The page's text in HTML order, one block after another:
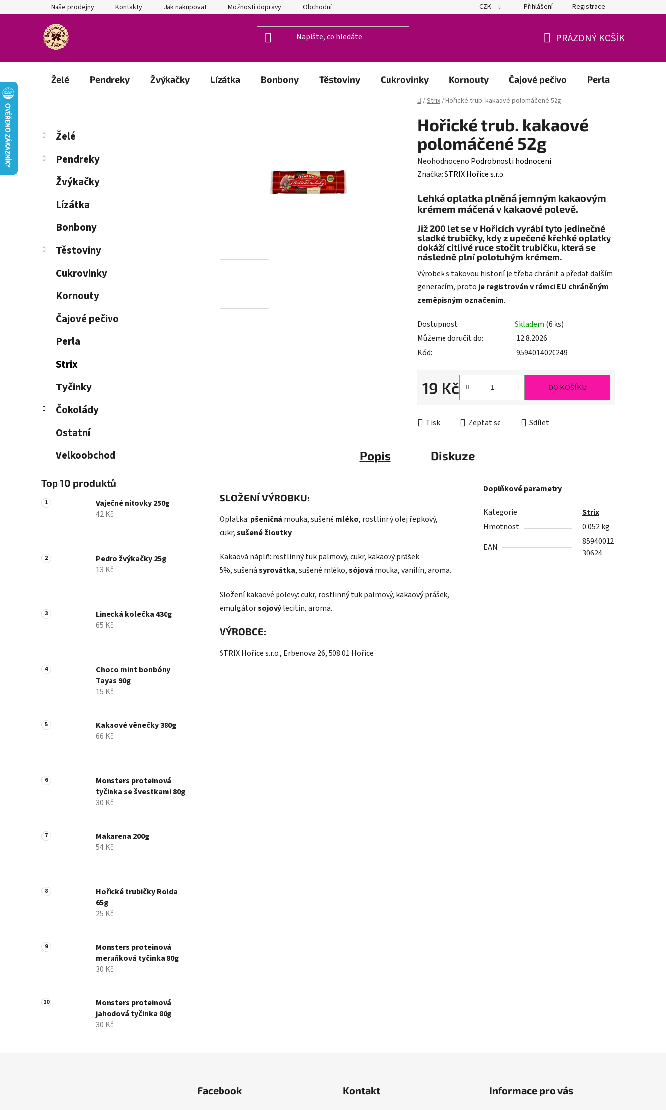
na
Naše prodejny Kontakty Jak nakupovat Možnosti dopravy Obchodní podmínky Podmínky ochrany osobních údajů Pro firmy
CZK Přihlášení Registrace
KOŠÍK
PRÁZDNÝ KOŠÍK
Želé Pendreky Žvýkačky Lízátka Bonbony Těstoviny Cukrovinky Kornouty Čajové pečivo Perla
Domů
/Strix/Hořické trub. kakaové polomáčené 52g
P
s
p
Přeskočit
kategorie
K
a
e
Želé
Pendreky
Žvýkačky
Lízátka
Bonbony
Těstoviny
Cukrovinky
Kornouty
Čajové pečivo
Perla
Strix
Tyčinky
Čokolády
Ostatní
Velkoobchod
Top 10 produktů
Vaječné niťovky 250g
42 Kč
Pedro žvýkačky 25g
13 Kč
Linecká kolečka 430g
65 Kč
Choco mint bonbóny
Tayas 90g
15 Kč
Kakaové věnečky 380g
66 Kč
Monsters proteinová
tyčinka se švestkami 80g
30 Kč
Makarena 200g
54 Kč
Hořické trubičky Rolda
65g
25 Kč
Monsters proteinová
meruňková tyčinka 80g
30 Kč
Monsters proteinová
jahodová tyčinka 80g
30 Kč
Hořické trub. kakaové
polomáčené 52g
Průměrné
hodnocení
je
0,0
z
5
hvězdiček.
Neohodnoceno Podrobnosti hodnocení
Značka:STRIX Hořice s.r.o.
Lehká oplatka plněná jemným kakaovým
krémem máčená v kakaové polevě.
Již 200 let se v Hořicích vyrábí tyto jedinečné
sladké trubičky, kdy z upečené křehké oplatky
dokáží citlivé ruce stočit trubičku, která se
následně plní polotuhým krémem.
Výrobek s takovou historií je třeba chránit a předat dalším
generacím, proto je registrován v rámci EU chráněným
zeměpisným označením.
Dostupnost Skladem (6 ks)
Můžeme doručit do:
12.8.2026
Kód:
9594014020249
19 Kč
Měrná cena:
DO KOŠÍKU
Tisk Zeptat se Sdílet
Popis Diskuze
SLOŽENÍ VÝROBKU:
Oplatka: pšeničná mouka, sušené mléko, rostlinný olej řepkový,
cukr,sušené žloutky
Kakaová náplň: rostlinný tuk palmový, cukr, kakaový prášek
5%, sušenásyrovátka, sušené mléko,sójová mouka, vanilín, aroma.
Složení kakaové polevy: cukr, rostlinný tuk palmový, kakaový prášek,
emulgátorsojovýlecitin, aroma.
VÝROBCE:
STRIX Hořice s.r.o., Erbenova 26, 508 01 Hořice
Doplňkové parametry
Kategorie
Strix
Hmotnost
0.052 kg
EAN
85940012
30624
Facebook Kontakt Informace pro vás